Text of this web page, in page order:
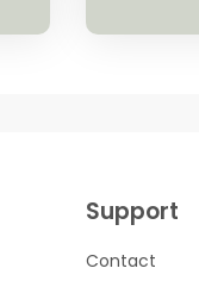
Support
Contact